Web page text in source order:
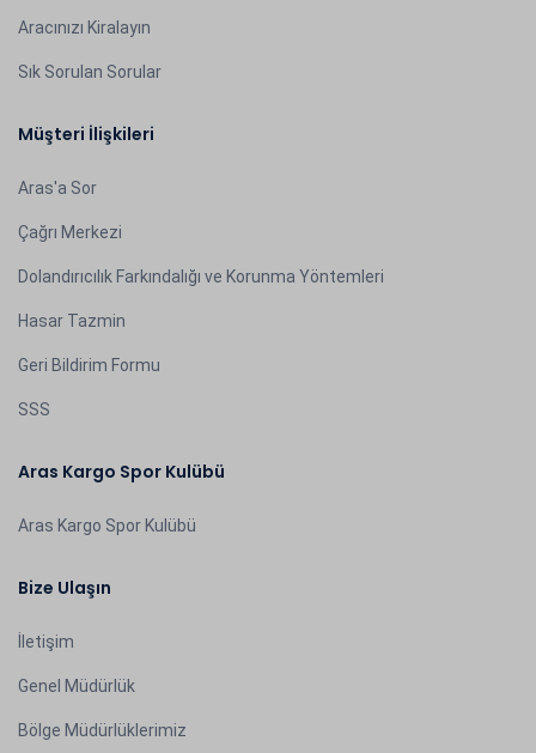
Aracınızı Kiralayın
Sık Sorulan Sorular
Müşteri İlişkileri
Aras'a Sor
Çağrı Merkezi
Dolandırıcılık Farkındalığı ve Korunma Yöntemleri
Hasar Tazmin
Geri Bildirim Formu
SSS
Aras Kargo Spor Kulübü
Aras Kargo Spor Kulübü
Bize Ulaşın
İletişim
Genel Müdürlük
Bölge Müdürlüklerimiz